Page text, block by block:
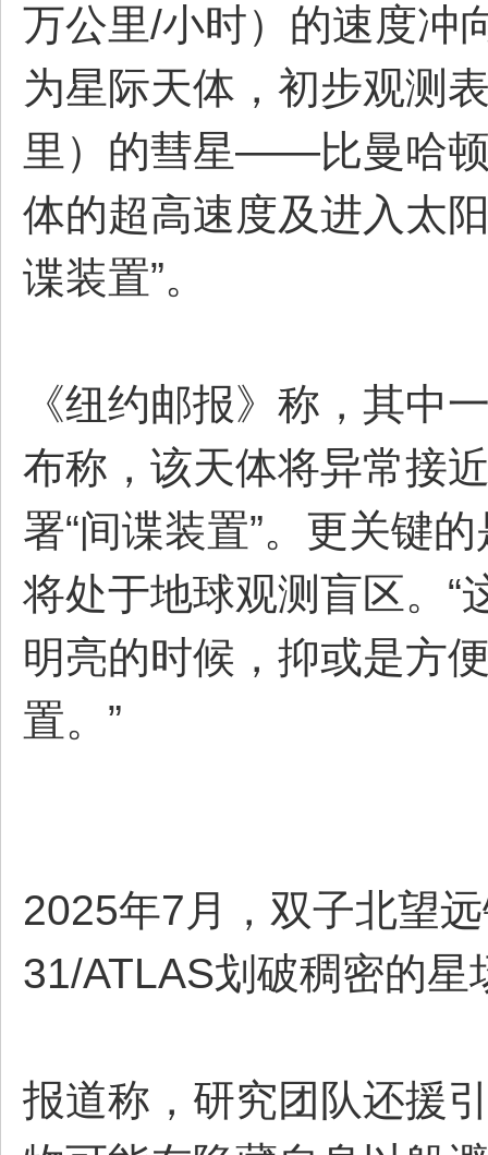
万公里/小时）的速度冲
为星际天体，初步观测
里）的彗星——比曼哈
体的超高速度及进入太
谍装置”。
《纽约邮报》称，其中
布称，该天体将异常接
署“间谍装置”。更关键
将处于地球观测盲区。“
明亮的时候，抑或是方
置。”
2025年7月，双子北望
31/ATLAS划破稠密的
报道称，研究团队还援